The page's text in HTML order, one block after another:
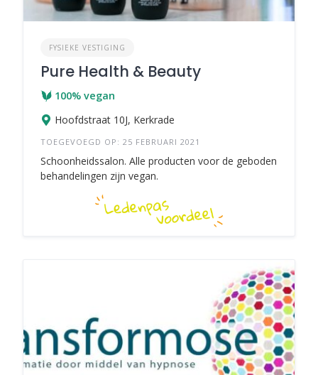
FYSIEKE VESTIGING
Pure Health & Beauty
100% vegan
Hoofdstraat 10J, Kerkrade
TOEGEVOEGD OP: 25 FEBRUARI 2021
Schoonheidssalon. Alle producten voor de geboden
behandelingen zijn vegan.